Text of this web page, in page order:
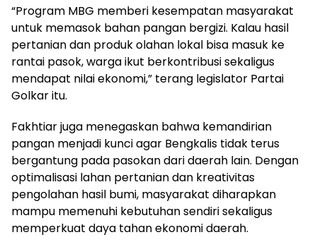
“Program MBG memberi kesempatan masyarakat
untuk memasok bahan pangan bergizi. Kalau hasil
pertanian dan produk olahan lokal bisa masuk ke
rantai pasok, warga ikut berkontribusi sekaligus
mendapat nilai ekonomi,” terang legislator Partai
Golkar itu.
Fakhtiar juga menegaskan bahwa kemandirian
pangan menjadi kunci agar Bengkalis tidak terus
bergantung pada pasokan dari daerah lain. Dengan
optimalisasi lahan pertanian dan kreativitas
pengolahan hasil bumi, masyarakat diharapkan
mampu memenuhi kebutuhan sendiri sekaligus
memperkuat daya tahan ekonomi daerah.